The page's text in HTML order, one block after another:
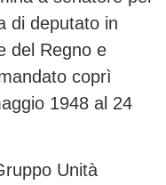
di deputato in
del Regno e
coprì
1948 al 24
Unità